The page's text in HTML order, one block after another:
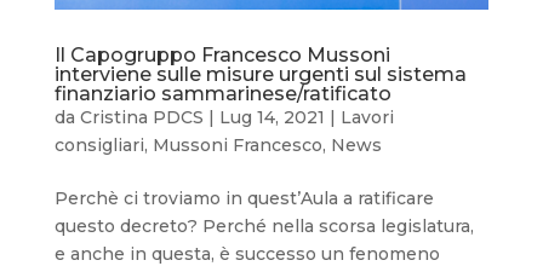
Il Capogruppo Francesco Mussoni
interviene sulle misure urgenti sul sistema
finanziario sammarinese/ratificato
da Cristina PDCS | Lug 14, 2021 | Lavori
consigliari, Mussoni Francesco, News
Perchè ci troviamo in quest’Aula a ratificare
questo decreto? Perché nella scorsa legislatura,
e anche in questa, è successo un fenomeno